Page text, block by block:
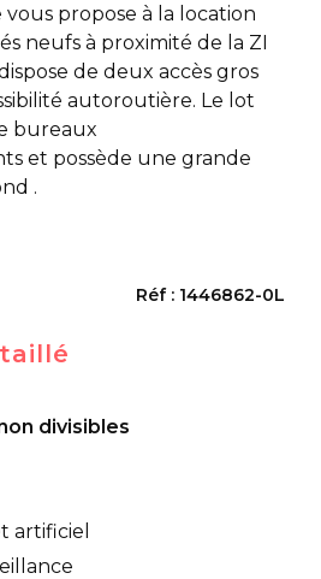
propose à la location
neufs à proximité de la ZI
de deux accès gros
autoroutière. Le lot
bureaux
et possède une grande
.
Réf : 1446862-0L
divisibles
artificiel